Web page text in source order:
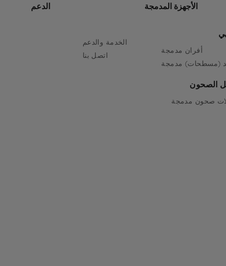
الأجهزة المدمجة
أفران مدمجة
(مسطحات) مدمجة
الصحون
صحون مدمجة
الدعم
الخدمة والدعم
اتصل بنا